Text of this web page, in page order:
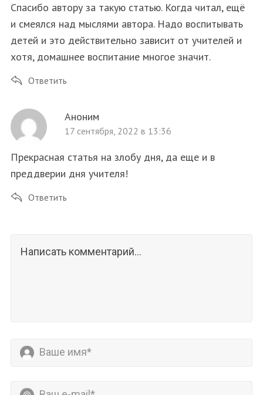
Спасибо автору за такую статью. Когда читал, ещё
и смеялся над мыслями автора. Надо воспитывать
детей и это действительно зависит от учителей и
хотя, домашнее воспитание многое значит.
Ответить
Аноним
17 сентября, 2022 в 13:36
Прекрасная статья на злобу дня, да еще и в
преддверии дня учителя!
Ответить